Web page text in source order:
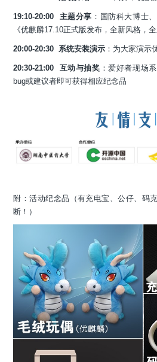
19:10-20:00 主题分享 ：国防科大博士
《优麒麟17.10正式版发布，全新风格，全
20:00-20:30 系统安装演示 ：为大家演示
20:30-21:00 互动与抽奖 ：爱好者现场
bug或建议者即可获得相应纪念品
附：活动纪念品（有充电宝、公仔、码
断！）